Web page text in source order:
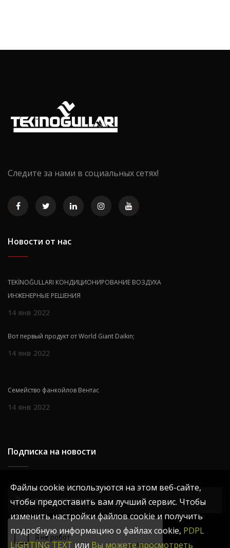
Следите за нами в социальных сетях!
Новости от нас
TEKİNOĞULLARI КОНДИЦИОНИРОВАНИЕ ВОЗДУХА
ИНЖЕНЕРНЫЕ РЕШЕНИЯ
14 янв 2022
Вот первый продукт от World Giant Daikin;
14 янв 2022
Семейство фанкойлов Вентас
14 янв 2022
Подписка на новости
Файлы cookie используются на этом веб-сайте,
чтобы предоставить вам лучший сервис. Чтобы
изменить настройки файлов cookie и получить
подробную информацию о файлах cookie, PDPL
LIGHTING TEXT или Вы можете просмотреть